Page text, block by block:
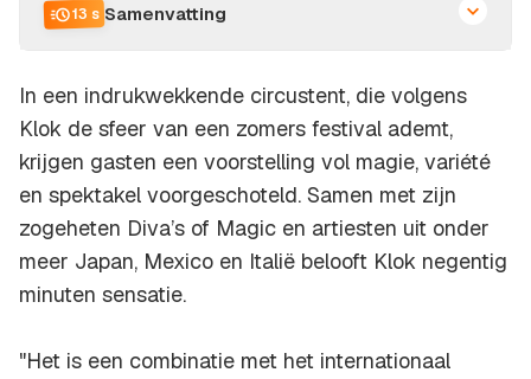
13 s Samenvatting
In een indrukwekkende circustent, die volgens
Klok de sfeer van een zomers festival ademt,
krijgen gasten een voorstelling vol magie, variété
en spektakel voorgeschoteld. Samen met zijn
zogeheten Diva’s of Magic en artiesten uit onder
meer Japan, Mexico en Italië belooft Klok negentig
minuten sensatie.
"Het is een combinatie met het internationaal